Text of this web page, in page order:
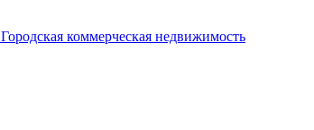
Городская коммерческая недвижимость